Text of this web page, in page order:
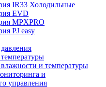
IR33 Холодильные
EVD
MPXPRO
PJ easy
и температуры
и
управления